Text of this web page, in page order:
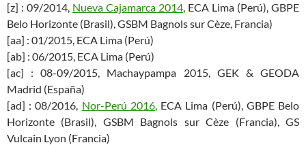
[z] : 09/2014, Nueva Cajamarca 2014, ECA Lima (Perú), GBPE
Belo Horizonte (Brasil), GSBM Bagnols sur Cèze, Francia)
[aa] : 01/2015, ECA Lima (Perú)
[ab] : 06/2015, ECA Lima (Perú)
[ac] : 08-09/2015, Machaypampa 2015, GEK & GEODA
Madrid (España)
[ad] : 08/2016, Nor-Perú 2016, ECA Lima (Perú), GBPE Belo
Horizonte (Brasil), GSBM Bagnols sur Cèze (Francia), GS
Vulcain Lyon (Francia)